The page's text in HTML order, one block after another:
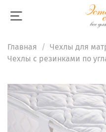
Главная
Чехлы для
Чехлы с резинками по